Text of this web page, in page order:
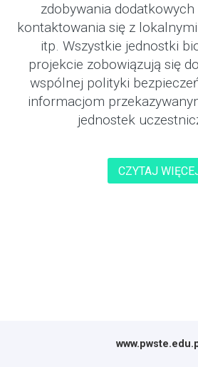
zdobywania
kontaktowania się z
itp. Wszystkie jednostki
projekcie zobowiązują się
wspólnej polityki
informacjom
jednostek
CZYTAJ